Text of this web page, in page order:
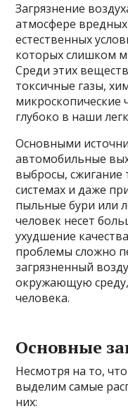
Загрязнение
атмосфере
естественных
которых слишком
Среди этих
токсичные газы,
глубоко в наши
Основными
автомобильные
выбросы,
системах и даже
пыльные бури или
человек несет
ухудшение
проблемы сложно
загрязненный
окружающую
человека.
Основные
Несмотря на то,
выделим самые
них: